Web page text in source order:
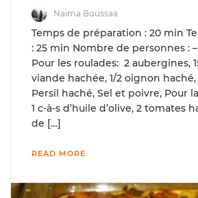
Naima Boussaa
Temps de préparation : 20 min
: 25 min Nombre de personnes :
Pour les roulades: 2 aubergines,
viande hachée, 1/2 oignon haché,
Persil haché, Sel et poivre, Pour
1 c-à-s d’huile d’olive, 2 tomates
de […]
READ MORE